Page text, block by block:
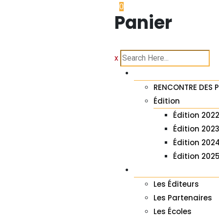
0
Panier
x
RENCONTRE DES
Édition
Édition 2022
Édition 2023
Édition
Édition 2025
Les Éditeurs
Les Partenaires
Les Écoles